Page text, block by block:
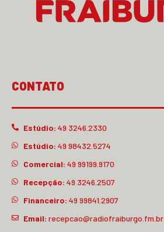
CONTATO
Estúdio: 49 3246.2330
Estúdio: 49 98432.5274
Comercial: 49 99199.9170
Recepção: 49 3246.2507
Financeiro: 49 99841.2907
Email: recepcao@radiofraiburgo.fm.br